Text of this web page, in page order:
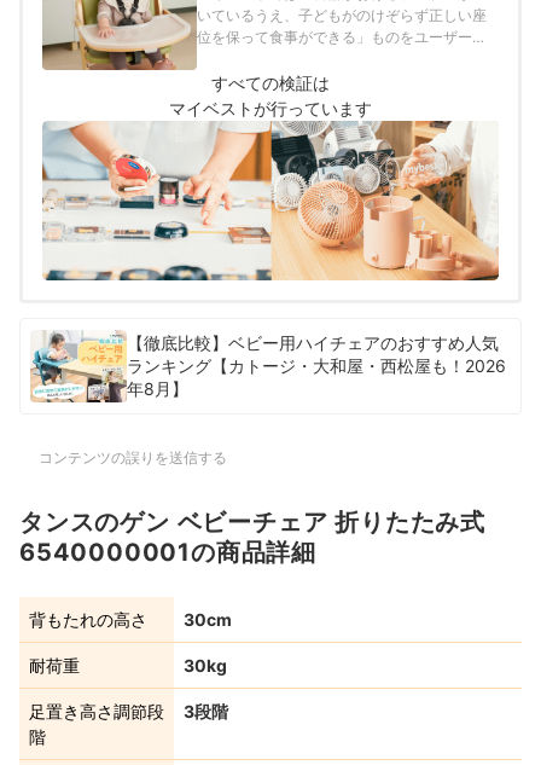
いているうえ、子どもがのけぞらず正しい座
位を保って食事ができる」ものをユーザーが
商品の検証を行いました。
すべての検証は
マイベストが行っています
【徹底比較】ベビー用ハイチェアのおすすめ人気
ランキング【カトージ・大和屋・西松屋も！2026
年8月】
コンテンツの誤りを送信する
タンスのゲン ベビーチェア 折りたたみ式
6540000001の商品詳細
背もたれの高さ 30cm
耐荷重 30kg
足置き高さ調節段
階
3段階